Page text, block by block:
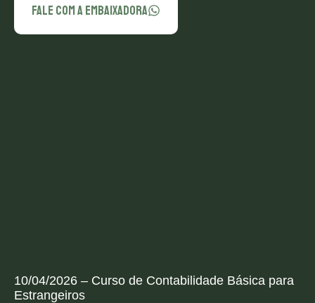
FALE COM A EMBAIXADORA
10/04/2026 – Curso de Contabilidade Básica para
Estrangeiros